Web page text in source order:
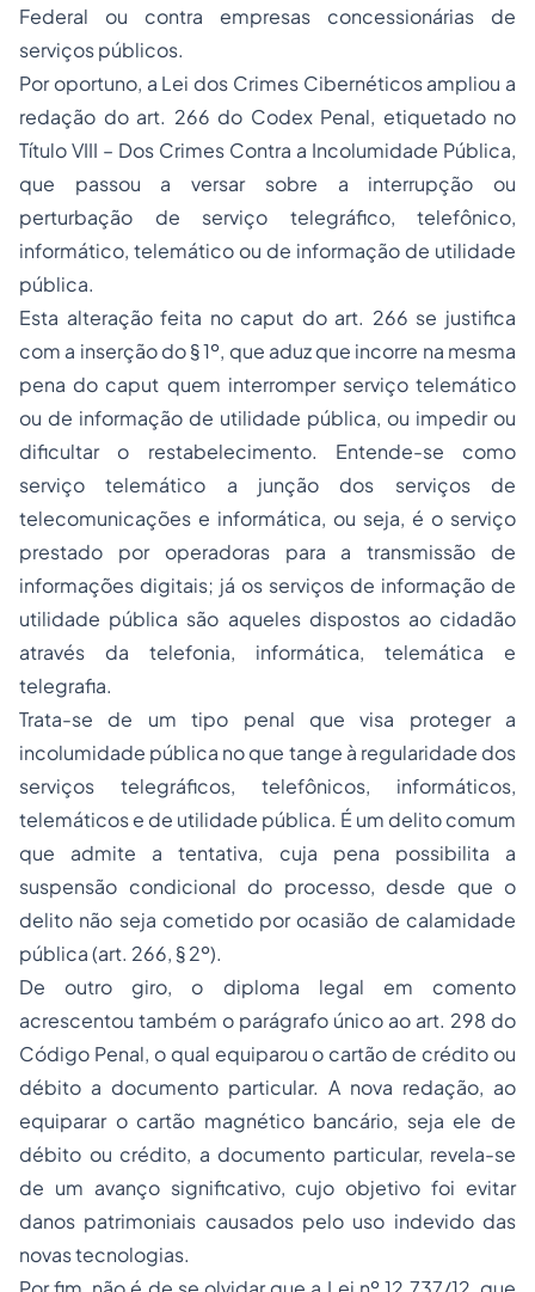
Federal ou contra empresas concessionárias de
serviços públicos.
Por oportuno, a Lei dos Crimes Cibernéticos ampliou a
redação do art. 266 do Codex Penal, etiquetado no
Título VIII – Dos Crimes Contra a Incolumidade Pública,
que passou a versar sobre a interrupção ou
perturbação de serviço telegráfico, telefônico,
informático, telemático ou de informação de utilidade
pública.
Esta alteração feita no caput do art. 266 se justifica
com a inserção do § 1º, que aduz que incorre na mesma
pena do caput quem interromper serviço telemático
ou de informação de utilidade pública, ou impedir ou
dificultar o restabelecimento. Entende-se como
serviço telemático a junção dos serviços de
telecomunicações e informática, ou seja, é o serviço
prestado por operadoras para a transmissão de
informações digitais; já os serviços de informação de
utilidade pública são aqueles dispostos ao cidadão
através da telefonia, informática, telemática e
telegrafia.
Trata-se de um tipo penal que visa proteger a
incolumidade pública no que tange à regularidade dos
serviços telegráficos, telefônicos, informáticos,
telemáticos e de utilidade pública. É um delito comum
que admite a tentativa, cuja pena possibilita a
suspensão condicional do processo, desde que o
delito não seja cometido por ocasião de calamidade
pública (art. 266, § 2º).
De outro giro, o diploma legal em comento
acrescentou também o parágrafo único ao art. 298 do
Código Penal, o qual equiparou o cartão de crédito ou
débito a documento particular. A nova redação, ao
equiparar o cartão magnético bancário, seja ele de
débito ou crédito, a documento particular, revela-se
de um avanço significativo, cujo objetivo foi evitar
danos patrimoniais causados pelo uso indevido das
novas tecnologias.